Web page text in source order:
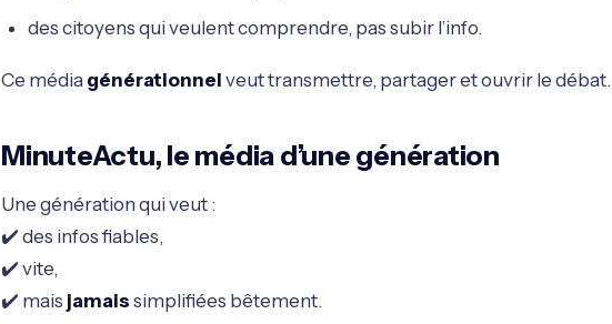
des citoyens qui veulent comprendre, pas subir l’info.
Ce média générationnel veut transmettre, partager et ouvrir le débat.
MinuteActu, le média d’une génération
Une génération qui veut :
✔️ des infos fiables,
✔️ vite,
✔️ mais jamais simplifiées bêtement.